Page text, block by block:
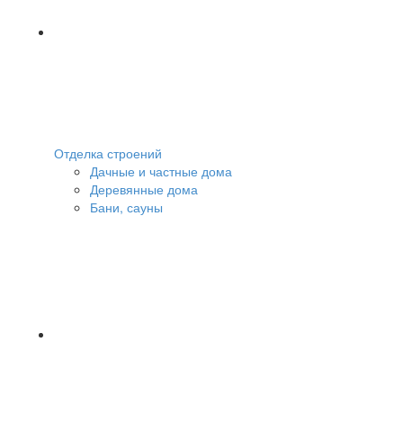
Отделка строений
Дачные и частные дома
Деревянные дома
Бани, сауны